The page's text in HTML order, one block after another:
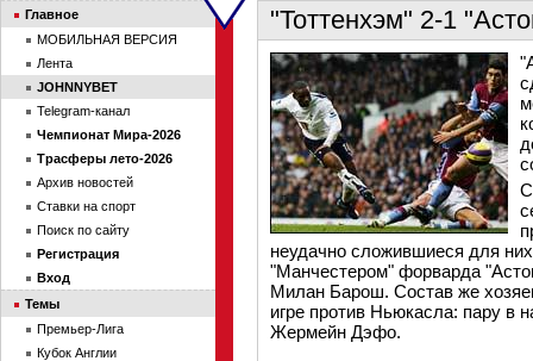
"Тоттенхэм" 2-1
неудачно сложившиеся для
"Манчестером" форварда
Милан Барош. Состав же
игре против Ньюкасла: пару в
Жермейн Дэфо.
Главное
МОБИЛЬНАЯ ВЕРСИЯ
Лента
JOHNNYBET
Telegram-канал
Чемпионат Мира-2026
Трасферы лето-2026
Архив новостей
Ставки на спорт
Поиск по сайту
Регистрация
Вход
Темы
Премьер-Лига
Кубок Англии